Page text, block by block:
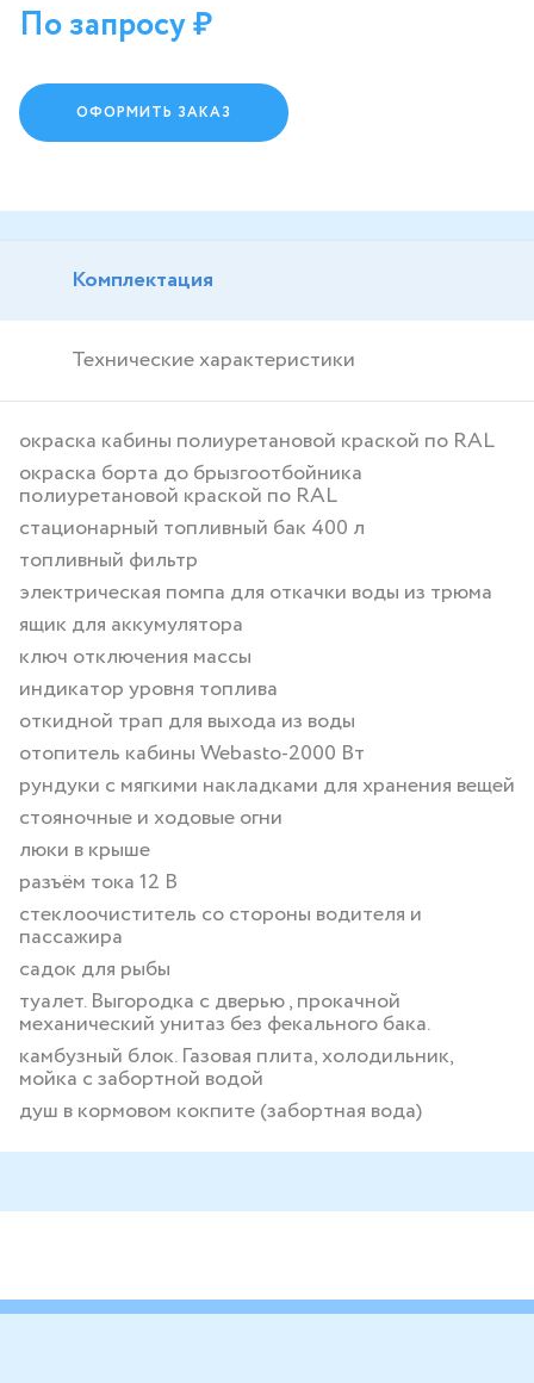
По запросу
ОФОРМИТЬ ЗАКАЗ
Комплектация
Технические характеристики
окраска кабины полиуретановой краской по RAL
окраска борта до брызгоотбойника
полиуретановой краской по RAL
стационарный топливный бак 400 л
топливный фильтр
электрическая помпа для откачки воды из трюма
ящик для аккумулятора
ключ отключения массы
индикатор уровня топлива
откидной трап для выхода из воды
отопитель кабины Webasto-2000 Вт
рундуки с мягкими накладками для хранения вещей
стояночные и ходовые огни
люки в крыше
разъём тока 12 В
стеклоочиститель со стороны водителя и
пассажира
садок для рыбы
туалет. Выгородка с дверью , прокачной
механический унитаз без фекального бака.
камбузный блок. Газовая плита, холодильник,
мойка с забортной водой
душ в кормовом кокпите (забортная вода)